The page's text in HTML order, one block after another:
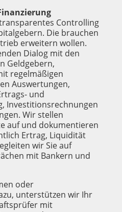
Controlling
Die brauchen
erweitern wollen.
Dialog mit den
Geldgebern,
regelmäßigen
Auswertungen,
und
Investitionsrechnungen
Wir stellen
auf und dokumentieren
Ertrag, Liquidität
wir Sie auf
mit Bankern und
oder
unterstützen wir Ihr
mit